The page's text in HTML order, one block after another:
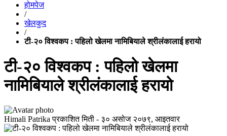
होमपेज
/
खेलकुद
/
टी-२० विश्वकप : पहिलो खेलमा नामिबियाले श्रीलंकालाई हरायो
टी-२० विश्वकप : पहिलो खेलमा
नामिबियाले श्रीलंकालाई हरायो
Himali Patrika प्रकाशित मिती - ३० असोज २०७९, आइतवार